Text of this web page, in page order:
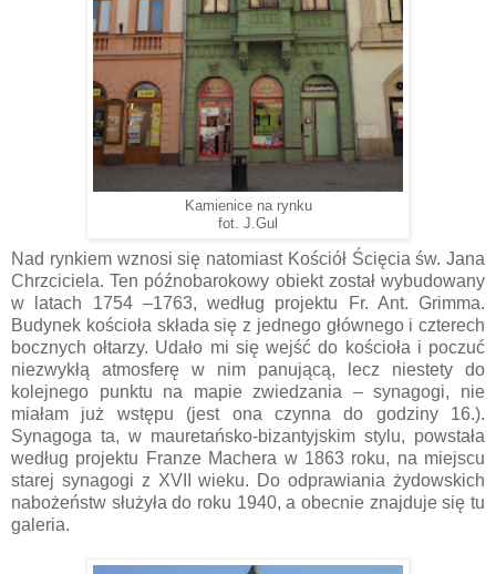
Kamienice na rynku
fot. J.Gul
Nad rynkiem wznosi się natomiast Kościół Ścięcia św. Jana
Chrzciciela. Ten późnobarokowy obiekt został wybudowany
w latach 1754 –1763, według projektu Fr. Ant. Grimma.
Budynek kościoła składa się z jednego głównego i czterech
bocznych ołtarzy. Udało mi się wejść do kościoła i poczuć
niezwykłą atmosferę w nim panującą, lecz niestety do
kolejnego punktu na mapie zwiedzania – synagogi, nie
miałam już wstępu (jest ona czynna do godziny 16.).
Synagoga ta, w mauretańsko-bizantyjskim stylu, powstała
wed­ług projektu Franze Machera w 1863 roku, na miejscu
starej synagogi z XVII wieku. Do odprawiania żydowskich
nabożeństw służyła do roku 1940, a obecnie znajduje się tu
galeria.